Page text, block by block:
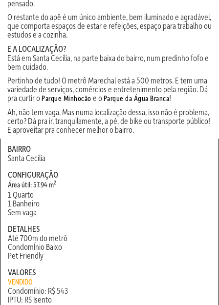
pensado.
O restante do apê é um único ambiente, bem iluminado e agradável,
que comporta espaços de estar e refeições, espaço para trabalho ou
estudos e a cozinha.
E A LOCALIZAÇÃO?
Está em Santa Cecília, na parte baixa do bairro, num predinho fofo e
bem cuidado.
Pertinho de tudo! O metrô Marechal está a 500 metros. E tem uma
variedade de serviços, comércios e entretenimento pela região. Dá
pra curtir o Parque Minhocão e o Parque da Água Branca!
Ah, não tem vaga. Mas numa localização dessa, isso não é problema,
certo? Dá pra ir, tranquilamente, a pé, de bike ou transporte público!
E aproveitar pra conhecer melhor o bairro.
BAIRRO
Santa Cecília
CONFIGURAÇÃO
Área útil: 57.94 m2
1 Quarto
1 Banheiro
Sem vaga
DETALHES
Até 700m do metrô
CondomÍnio Baixo
Pet Friendly
VALORES
VENDIDO
Condomínio: R$ 543
IPTU: R$ Isento